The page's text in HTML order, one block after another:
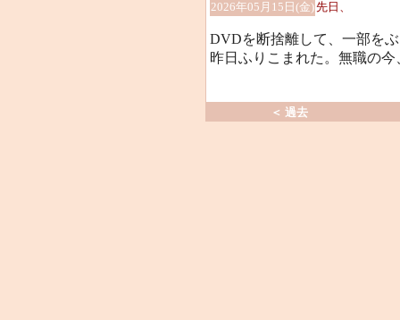
2026年05月15日(金)先日、
DVDを断捨離して、一部を
昨日ふりこまれた。無職の
＜ 過去